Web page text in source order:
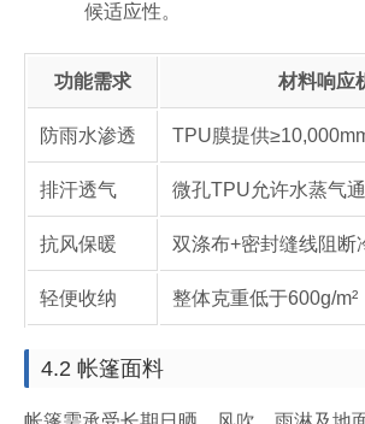
候适应性。
功能需求 材料响应
防雨水渗透 TPU膜提供
排汗透气 微孔TPU允许水蒸气
抗风保暖 双涤布+密封缝线阻断
轻便收纳 整体克重低于600g/
4.2 帐篷面料